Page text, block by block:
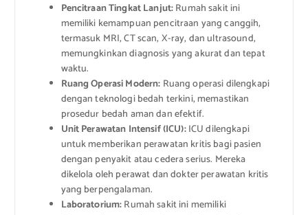
Pencitraan Tingkat Lanjut:Rumah sakit ini
memiliki kemampuan pencitraan yang canggih,
termasuk MRI, CT scan, X-ray, dan ultrasound,
memungkinkan diagnosis yang akurat dan tepat
waktu.
Ruang Operasi Modern: Ruang operasi dilengkapi
dengan teknologi bedah terkini, memastikan
prosedur bedah aman dan efektif.
Unit Perawatan Intensif (ICU):ICU dilengkapi
untuk memberikan perawatan kritis bagi pasien
dengan penyakit atau cedera serius. Mereka
dikelola oleh perawat dan dokter perawatan kritis
yang berpengalaman.
Laboratorium:Rumah sakit ini memiliki